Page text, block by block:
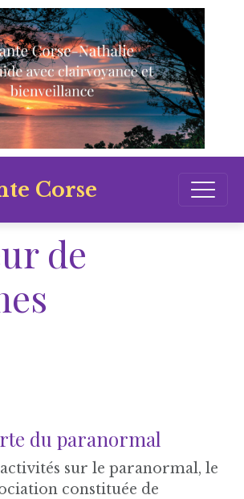
Corse
de
du paranormal
activités sur le paranormal, le
constituée de